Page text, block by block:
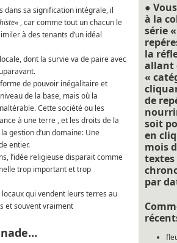
dans sa signification intégrale, il
« , car comme tout un chacun le
à des tenants d’un idéal
dont la survie va de paire avec
de pouvoir inégalitaire et
de la base, mais où la
Cette société ou les
à une terre , et les droits de la
gestion d’un domaine: Une
entier.
l’idée religieuse disparait comme
trop important et trop
qui vendent leurs terres au
et souvent vraiment
●
à la
série
la
allant
«
de
soit
en
mois
textes
par